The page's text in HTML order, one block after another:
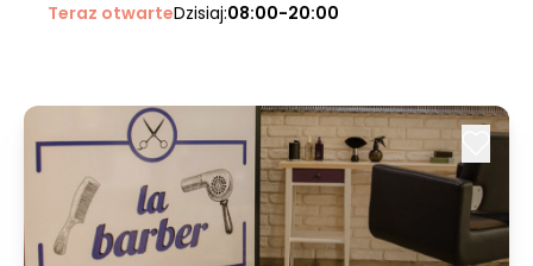
Teraz otwarteDzisiaj:08:00-20:00